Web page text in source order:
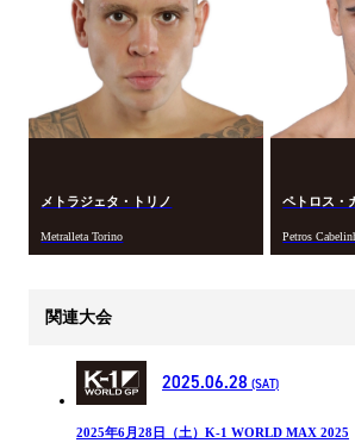
メトラジェタ・トリノ
Metralleta Torino
ペトロス・
Petros
関連大会
2025.06.28 (SAT)
2025年6月28日（土）K-1 WORLD MAX 2025